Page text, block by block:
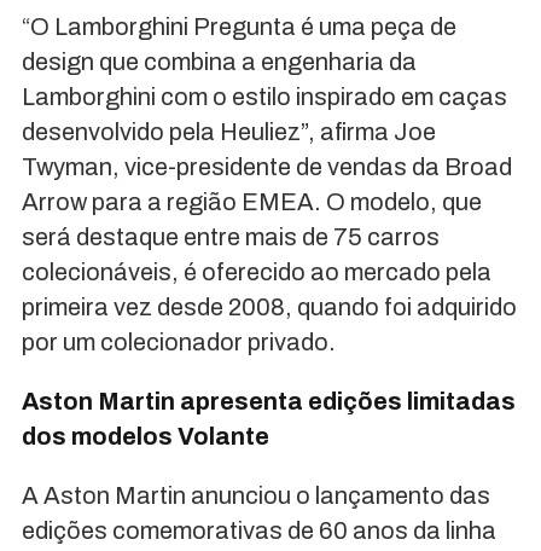
“O Lamborghini Pregunta é uma peça de
design que combina a engenharia da
Lamborghini com o estilo inspirado em caças
desenvolvido pela Heuliez”, afirma Joe
Twyman, vice-presidente de vendas da Broad
Arrow para a região EMEA. O modelo, que
será destaque entre mais de 75 carros
colecionáveis, é oferecido ao mercado pela
primeira vez desde 2008, quando foi adquirido
por um colecionador privado.
Aston Martin apresenta edições limitadas
dos modelos Volante
A Aston Martin anunciou o lançamento das
edições comemorativas de 60 anos da linha